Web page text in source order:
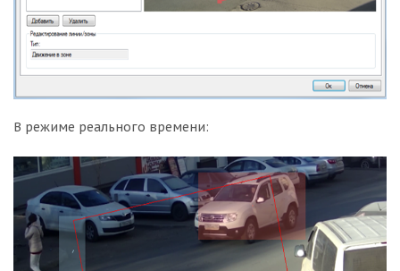
В режиме реального времени: